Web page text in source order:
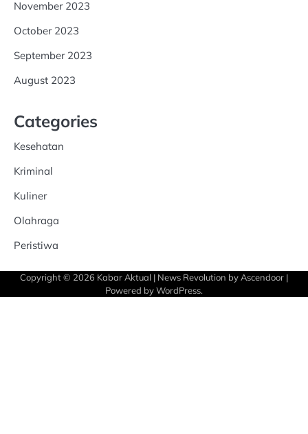
November 2023
October 2023
September 2023
August 2023
Categories
Kesehatan
Kriminal
Kuliner
Olahraga
Peristiwa
Copyright © 2026 Kabar Aktual | News Revolution by Ascendoor |
Powered byWordPress.